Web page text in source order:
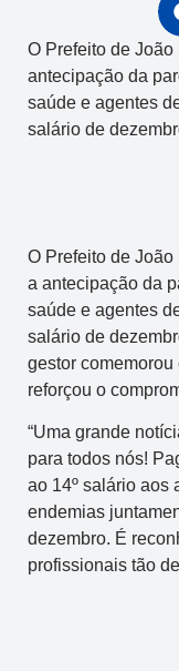
O Prefeito de
antecipação da
saúde e agentes
salário de
O Prefeito de
a antecipação da
saúde e agentes
salário de
gestor
reforçou o
“Uma grande
para todos nós!
ao 14º salário aos
endemias
dezembro. É
profissionais tão